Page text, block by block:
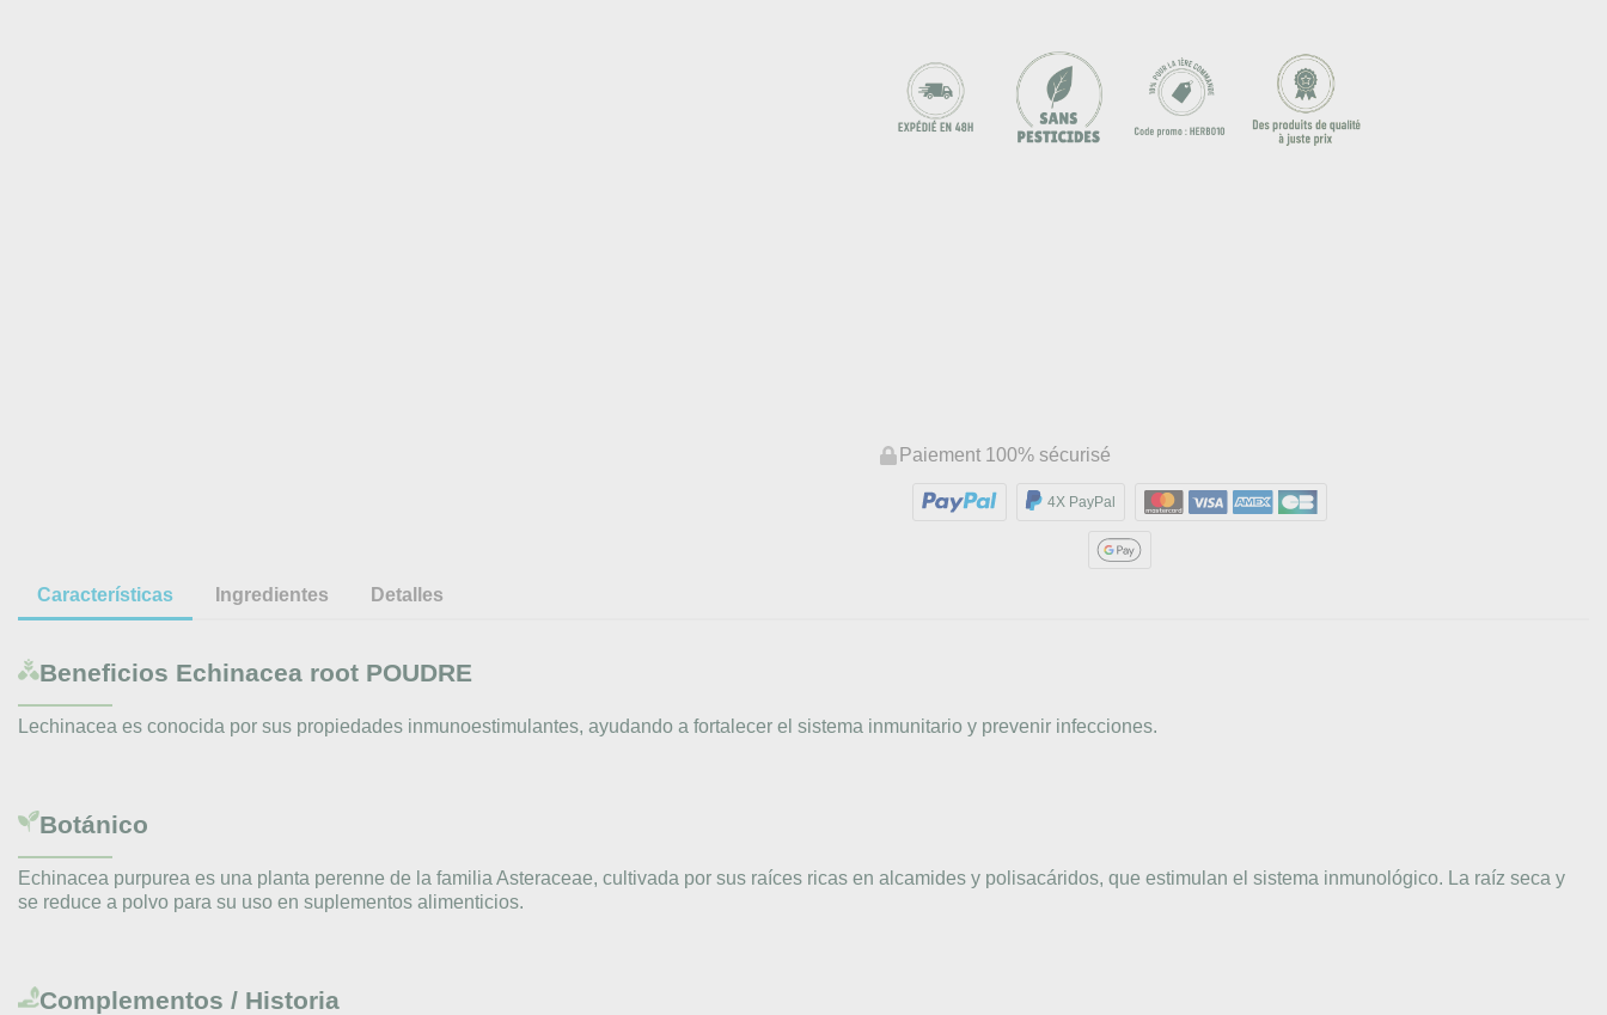
Paiement 100% sécurisé
4X PayPal
Características Ingredientes Detalles
Beneficios Echinacea root POUDRE
Lechinacea es conocida por sus propiedades inmunoestimulantes, ayudando a fortalecer el sistema inmunitario y prevenir infecciones.
Botánico
Echinacea purpurea es una planta perenne de la familia Asteraceae, cultivada por sus raíces ricas en alcamides y polisacáridos, que estimulan el sistema inmunológico. La raíz seca y
se reduce a polvo para su uso en suplementos alimenticios.
Complementos / Historia